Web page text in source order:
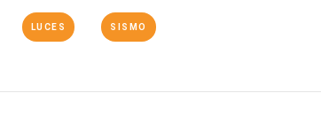
LUCES SISMO